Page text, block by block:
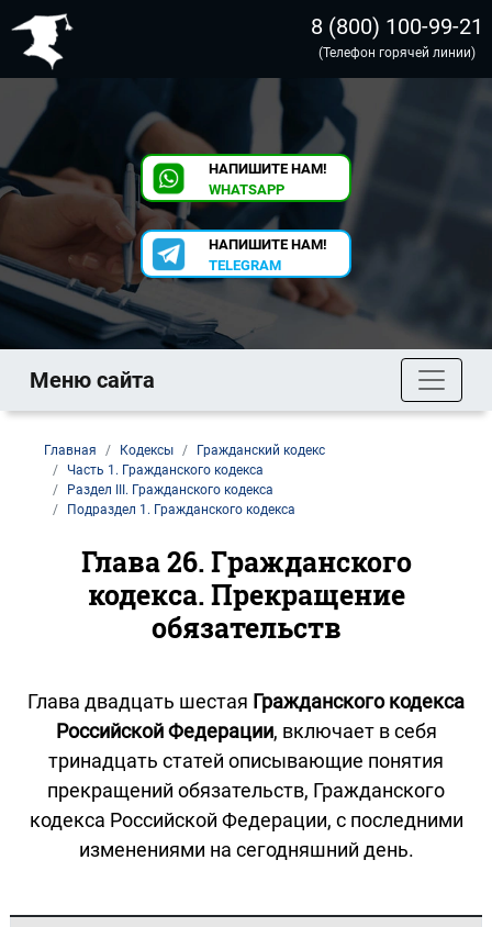
8 (800) 100-99-21
(Телефон горячей линии)
НАПИШИТЕ НАМ!
WHATSAPP
НАПИШИТЕ НАМ!
TELEGRAM
Меню сайта
Главная Кодексы
Гражданский кодекс
Часть 1. Гражданского кодекса
Раздел III. Гражданского кодекса
Подраздел 1. Гражданского кодекса
Глава 26. Гражданского
кодекса. Прекращение
обязательств
Глава двадцать шестая Гражданского кодекса
Российской Федерации, включает в себя
тринадцать статей описывающие понятия
прекращений обязательств, Гражданского
кодекса Российской Федерации, с последними
изменениями на сегодняшний день.